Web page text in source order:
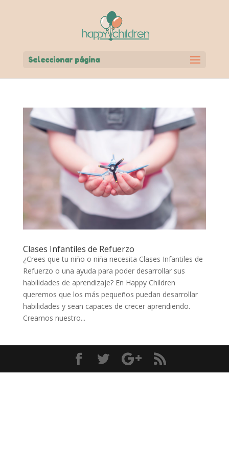
Seleccionar página
Clases Infantiles de Refuerzo
¿Crees que tu niño o niña necesita Clases Infantiles de
Refuerzo o una ayuda para poder desarrollar sus
habilidades de aprendizaje? En Happy Children
queremos que los más pequeños puedan desarrollar
habilidades y sean capaces de crecer aprendiendo.
Creamos nuestro...